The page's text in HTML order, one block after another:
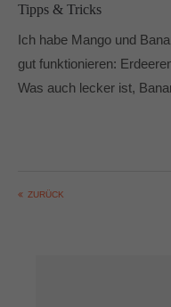
Tipps & Tricks
Ich habe Mango und
gut funktionieren:
Was auch lecker ist,
ZURÜCK